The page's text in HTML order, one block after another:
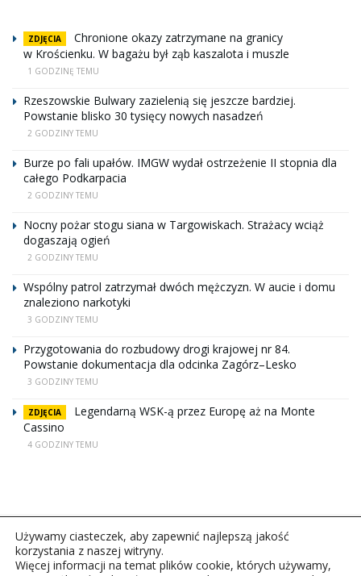
ZDJĘCIA
Chronione okazy zatrzymane na granicy
w Krościenku. W bagażu był ząb kaszalota i muszle
1 GODZINĘ TEMU
Rzeszowskie Bulwary zazielenią się jeszcze bardziej.
Powstanie blisko 30 tysięcy nowych nasadzeń
2 GODZINY TEMU
Burze po fali upałów. IMGW wydał ostrzeżenie II stopnia dla
całego Podkarpacia
2 GODZINY TEMU
Nocny pożar stogu siana w Targowiskach. Strażacy wciąż
dogaszają ogień
2 GODZINY TEMU
Wspólny patrol zatrzymał dwóch mężczyzn. W aucie i domu
znaleziono narkotyki
3 GODZINY TEMU
Przygotowania do rozbudowy drogi krajowej nr 84.
Powstanie dokumentacja dla odcinka Zagórz–Lesko
3 GODZINY TEMU
ZDJĘCIA
Legendarną WSK-ą przez Europę aż na Monte
Cassino
4 GODZINY TEMU
Używamy ciasteczek, aby zapewnić najlepszą jakość
korzystania z naszej witryny.
Więcej informacji na temat plików cookie, których używamy,